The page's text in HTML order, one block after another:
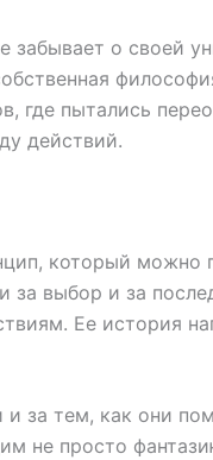
о своей
где пытались
действий.
который можно
за выбор и за
Ее история
за тем, как они
не просто